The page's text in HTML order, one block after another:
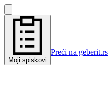
Moji spiskovi
Preći na geberit.rs